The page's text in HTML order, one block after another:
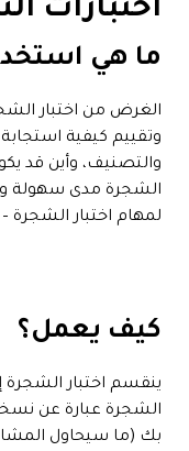
اختبارات
ما هي
الغرض من اختبار
وتقييم كيفية
والتصنيف، وأين قد
الشجرة مدى سهولة
لمهام اختبار الشجرة
كيف يعمل؟
ينقسم اختبار الشجرة
الشجرة عبارة عن
بك (ما سيحاول